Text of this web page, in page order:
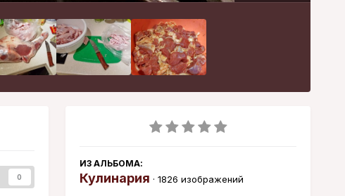
0
ИЗ АЛЬБОМА:
Кулинария · 1826 изображений